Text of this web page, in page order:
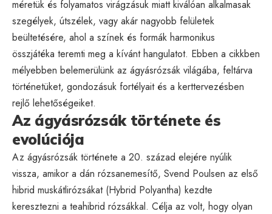
méretük és folyamatos virágzásuk miatt kiválóan alkalmasak
szegélyek, útszélek, vagy akár nagyobb felületek
beültetésére, ahol a színek és formák harmonikus
összjátéka teremti meg a kívánt hangulatot. Ebben a cikkben
mélyebben belemerülünk az ágyásrózsák világába, feltárva
történetüket, gondozásuk fortélyait és a kerttervezésben
rejlő lehetőségeiket.
Az ágyásrózsák története és
evolúciója
Az ágyásrózsák története a 20. század elejére nyúlik
vissza, amikor a dán rózsanemesítő, Svend Poulsen az első
hibrid muskátlirózsákat (Hybrid Polyantha) kezdte
keresztezni a teahibrid rózsákkal. Célja az volt, hogy olyan